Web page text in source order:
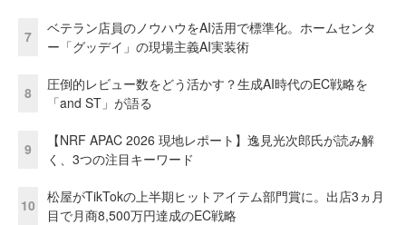
7
ベテラン店員のノウハウをAI活用で標準化。ホームセンタ
ー「グッデイ」の現場主義AI実装術
8
圧倒的レビュー数をどう活かす？生成AI時代のEC戦略を
「and ST」が語る
9
【NRF APAC 2026 現地レポート】逸見光次郎氏が読み解
く、3つの注目キーワード
10
松屋がTikTokの上半期ヒットアイテム部門賞に。出店3ヵ月
目で月商8,500万円達成のEC戦略